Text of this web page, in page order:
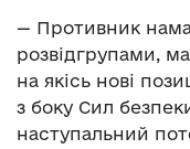
— Противник
розвідгрупами,
на якісь нові
з боку Сил
наступальний